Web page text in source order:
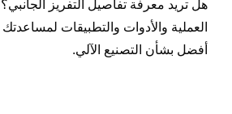
هل تريد معرفة تفاصيل التفريز
العملية والأدوات والتطبيقات
أفضل بشأن التصنيع الآلي.